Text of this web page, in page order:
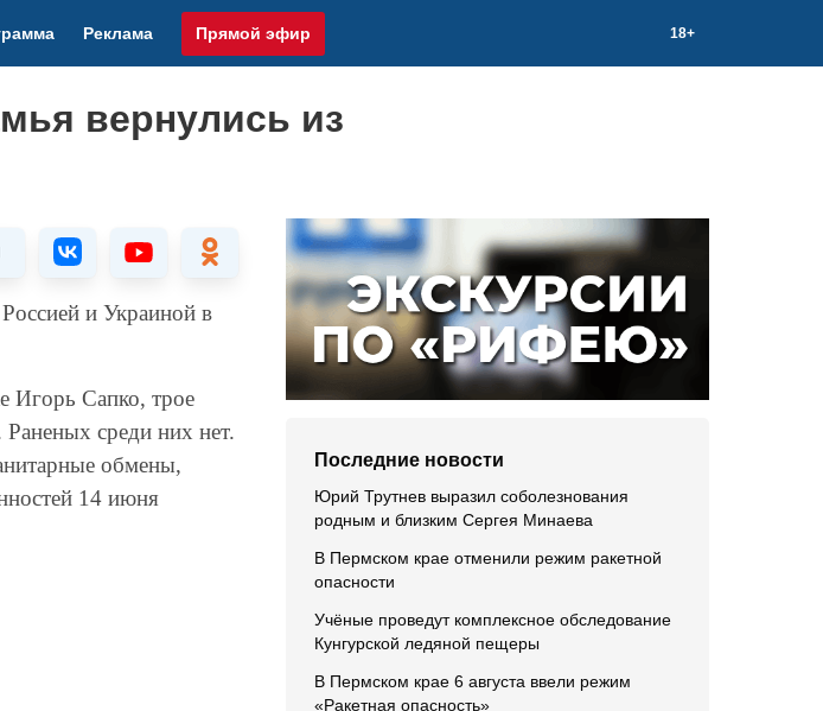
Реклама Прямой эфир 18+
вернулись из
и Украиной в
Игорь Сапко, трое
среди них нет.
обмены,
14 июня
Последние новости
Юрий Трутнев выразил соболезнования
родным и близким Сергея Минаева
В Пермском крае отменили режим ракетной
опасности
Учёные проведут комплексное обследование
Кунгурской ледяной пещеры
В Пермском крае 6 августа ввели режим
«Ракетная опасность»